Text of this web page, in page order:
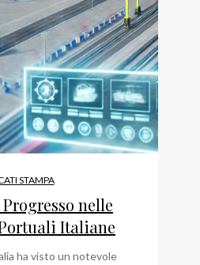
STAMPA
nelle
Italiane
ha visto un notevole